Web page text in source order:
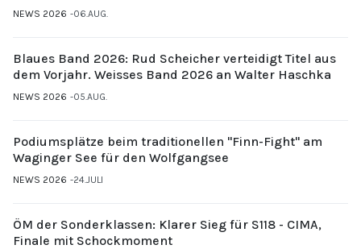
NEWS 2026 06.AUG.
Blaues Band 2026: Rud Scheicher verteidigt Titel aus
dem Vorjahr. Weisses Band 2026 an Walter Haschka
NEWS 2026 05.AUG.
Podiumsplätze beim traditionellen "Finn-Fight" am
Waginger See für den Wolfgangsee
NEWS 2026 24.JULI
ÖM der Sonderklassen: Klarer Sieg für S118 - CIMA,
Finale mit Schockmoment